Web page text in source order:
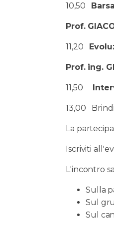
10,50
Prof.
11,20
Prof. ing.
11,50
13,00
La
Iscriviti
L'incontro
Sulla
Sul
Sul